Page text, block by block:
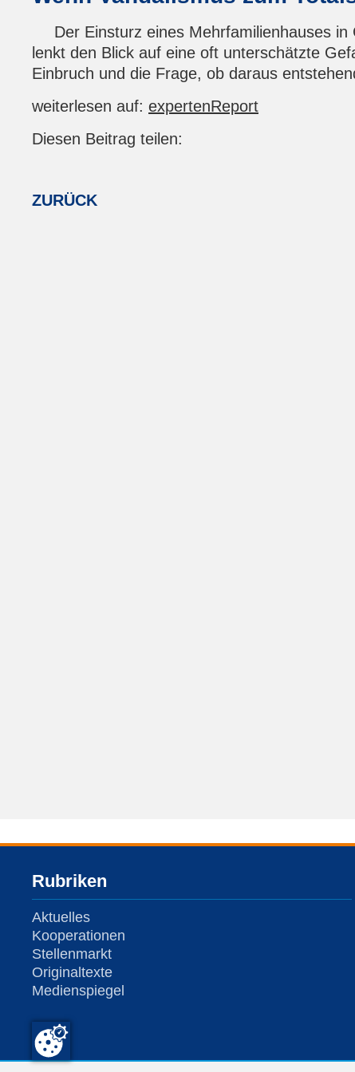
Der Einsturz eines Mehrfamilienhauses
lenkt den Blick auf eine oft unterschätzte
Einbruch und die Frage, ob daraus
weiterlesen auf: expertenReport
Diesen Beitrag teilen:
ZURÜCK
Rubriken
Aktuelles
Kooperationen
Stellenmarkt
Originaltexte
Medienspiegel